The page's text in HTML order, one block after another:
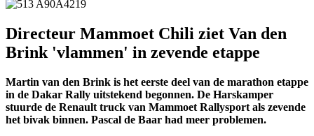
Directeur Mammoet Chili ziet Van den
Brink 'vlammen' in zevende etappe
Martin van den Brink is het eerste deel van de marathon etappe
in de Dakar Rally uitstekend begonnen. De Harskamper
stuurde de Renault truck van Mammoet Rallysport als zevende
het bivak binnen. Pascal de Baar had meer problemen.